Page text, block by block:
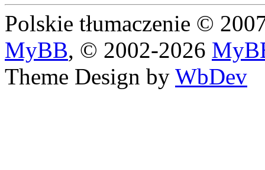
Polskie tłumaczenie ©
MyBB, © 2002-2026
Theme Design by WbDev